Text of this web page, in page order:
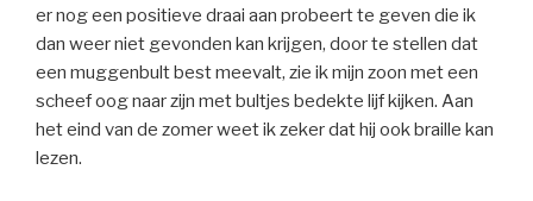
er nog een positieve draai aan probeert te geven die ik
dan weer niet gevonden kan krijgen, door te stellen dat
een muggenbult best meevalt, zie ik mijn zoon met een
scheef oog naar zijn met bultjes bedekte lijf kijken. Aan
het eind van de zomer weet ik zeker dat hij ook braille kan
lezen.